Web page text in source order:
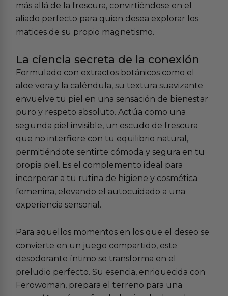
más allá de la frescura, convirtiéndose en el
aliado perfecto para quien desea explorar los
matices de su propio magnetismo.
La ciencia secreta de la conexión
Formulado con extractos botánicos como el
aloe vera y la caléndula, su textura suavizante
envuelve tu piel en una sensación de bienestar
puro y respeto absoluto. Actúa como una
segunda piel invisible, un escudo de frescura
que no interfiere con tu equilibrio natural,
permitiéndote sentirte cómoda y segura en tu
propia piel. Es el complemento ideal para
incorporar a tu rutina de higiene y cosmética
femenina, elevando el autocuidado a una
experiencia sensorial.
Para aquellos momentos en los que el deseo se
convierte en un juego compartido, este
desodorante íntimo se transforma en el
preludio perfecto. Su esencia, enriquecida con
Ferowoman, prepara el terreno para una